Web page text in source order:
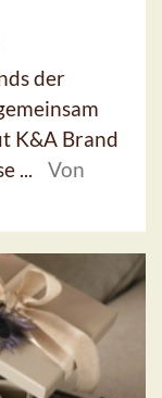
der
K&A Brand
...
Von